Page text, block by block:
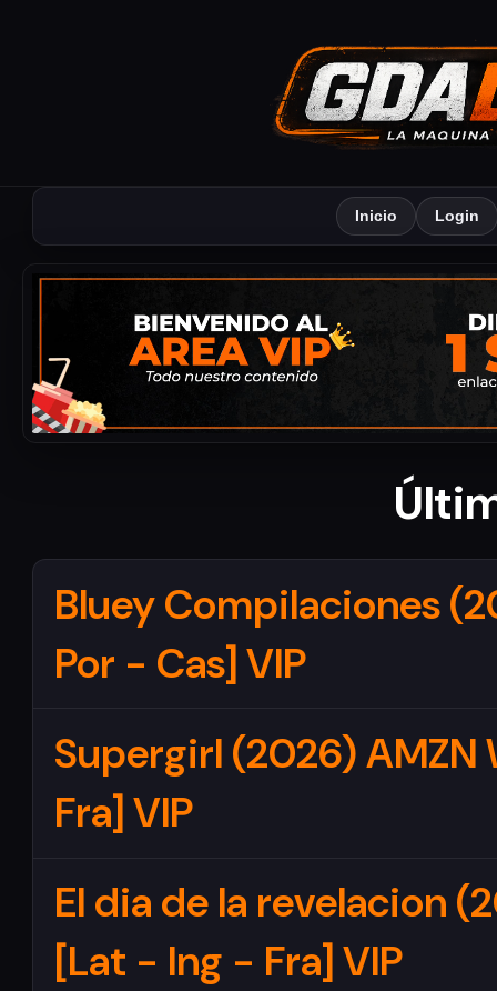
Inicio Login
Bluey Compilaciones
Por - Cas] VIP
Supergirl (2026)
Fra] VIP
El dia de la revelacion
[Lat - Ing - Fra] VIP